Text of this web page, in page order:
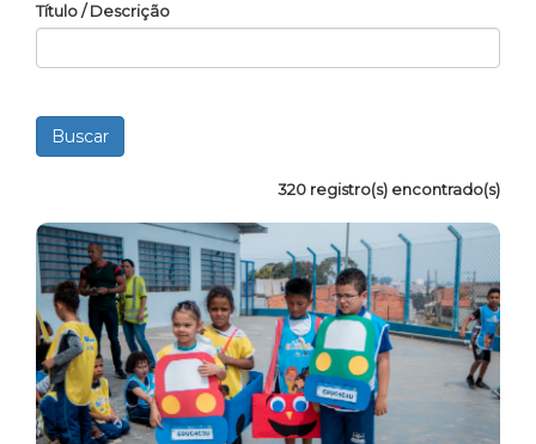
Título / Descrição
320 registro(s) encontrado(s)